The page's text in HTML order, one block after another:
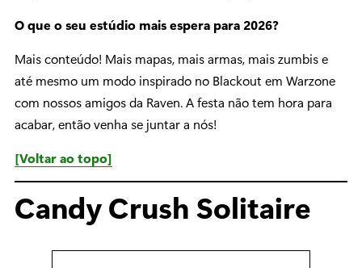
O que o seu estúdio mais espera para 2026?
Mais conteúdo! Mais mapas, mais armas, mais zumbis e
até mesmo um modo inspirado no Blackout em Warzone
com nossos amigos da Raven. A festa não tem hora para
acabar, então venha se juntar a nós!
[Voltar ao topo]
Candy Crush Solitaire